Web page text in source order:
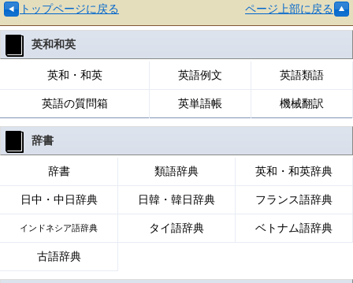
トップページに戻る ページ上部に戻る
英和和英
英和・和英 英語例文 英語類語
英語の質問箱 英単語帳 機械翻訳
辞書
辞書 類語辞典 英和・和英辞典
日中・中日辞典 日韓・韓日辞典 フランス語辞典
インドネシア語辞典 タイ語辞典 ベトナム語辞典
古語辞典